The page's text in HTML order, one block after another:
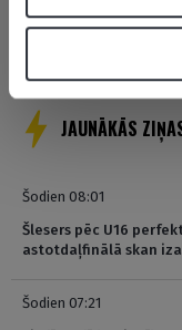
Pagaidām neviens
JAUNĀKĀS
Šodien 08:01
Šlesers pēc U16
astotdaļfinālā skan
Šodien 07:21